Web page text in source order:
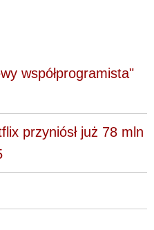
współprogramista"
przyniósł już 78 mln